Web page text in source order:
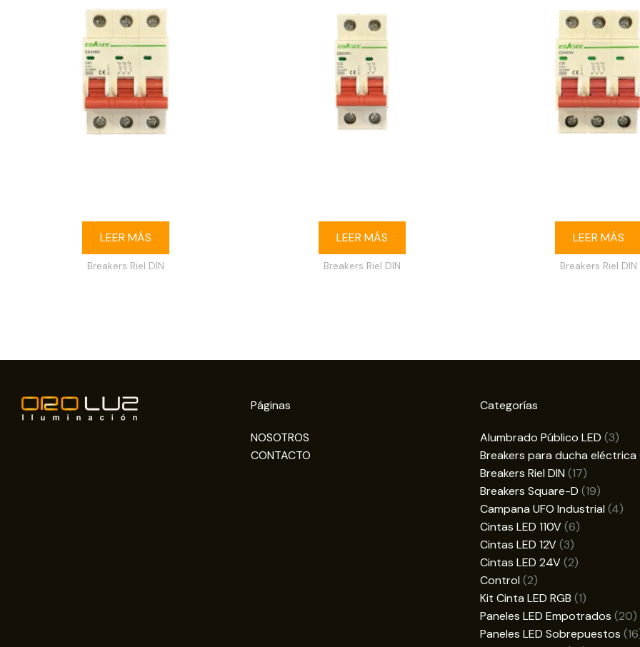
LEER MÁS
Breakers Riel DIN
LEER MÁS
Breakers Riel DIN
LEER MÁS
Breakers Riel DIN
Páginas
NOSOTROS
CONTACTO
Categorías
Alumbrado Público LED 33
Breakers para ducha eléctrica
Breakers Riel DIN 1717
productos
Breakers Square-D 1919
Campana UFO Industrial 44
Cintas LED 110V 66
Cintas LED 12V 33
productos
Cintas LED 24V 22
Control 22
productos
Kit Cinta LED RGB 11
producto
Paneles LED Empotrados 2020
Paneles LED Sobrepuestos 16